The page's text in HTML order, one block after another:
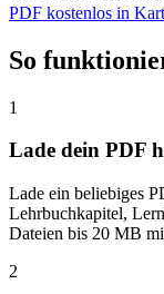
PDF kostenlos in
So
1
Lade dein PDF
Lade ein beliebiges
Lehrbuchkapitel,
Dateien bis 20 MB
2